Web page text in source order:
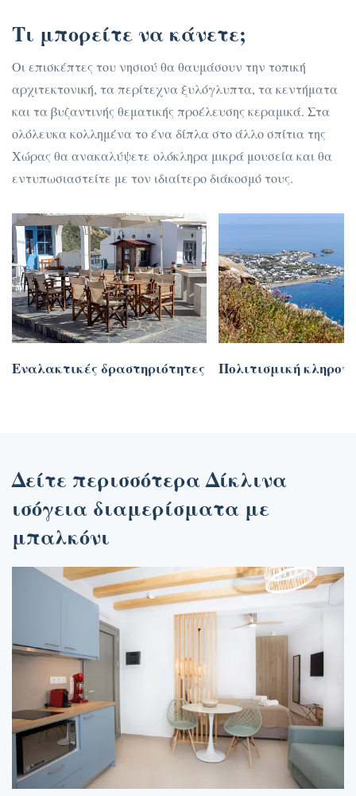
Τι μπορείτε να κάνετε;
Οι επισκέπτες του νησιού θα θαυμάσουν την τοπική
αρχιτεκτονική, τα περίτεχνα ξυλόγλυπτα, τα κεντήματα
και τα βυζαντινής θεματικής προέλευσης κεραμικά. Στα
ολόλευκα κολλημένα το ένα δίπλα στο άλλο σπίτια της
Χώρας θα ανακαλύψετε ολόκληρα μικρά μουσεία και θα
εντυπωσιαστείτε με τον ιδιαίτερο διάκοσμό τους.
Εναλακτικές δραστηριότητες Πολιτισμική
Δείτε περισσότερα Δίκλινα
ισόγεια διαμερίσματα με
μπαλκόνι